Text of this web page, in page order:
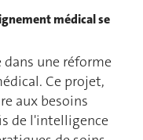
médical se
dans une réforme
Ce projet,
aux besoins
de l'intelligence